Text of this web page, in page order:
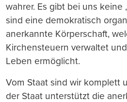
wahrer. Es gibt bei uns keine
sind eine demokratisch
anerkannte Körperschaft,
Kirchensteuern verwaltet
Leben ermöglicht.
Vom Staat sind wir komplett
der Staat unterstützt die